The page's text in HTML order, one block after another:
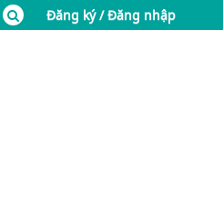
Đăng ký / Đăng nhập